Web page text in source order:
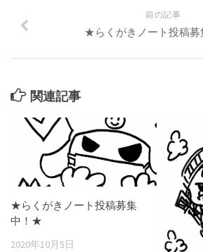
前の記事
★らくがきノート投稿
関連記事
★らくがきノート投稿募集
中！★
2020年10月5日